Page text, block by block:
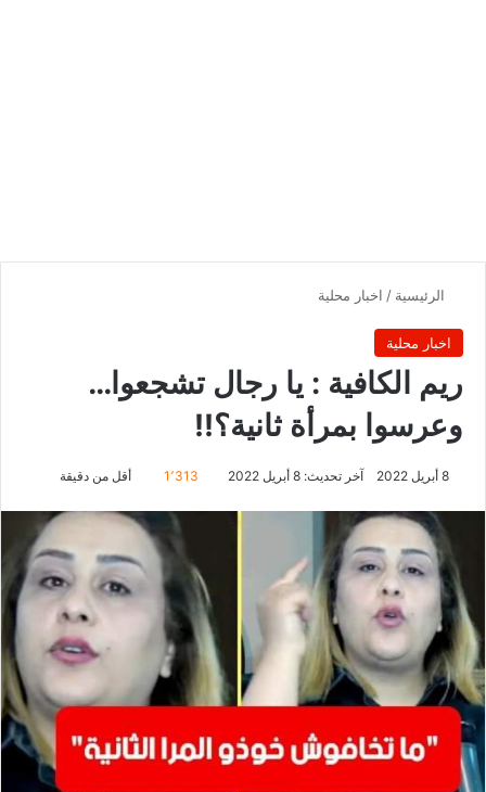
الرئيسية / اخبار محلية
اخبار محلية
ريم الكافية : يا رجال تشجعوا…
وعرسوا بمرأة ثانية؟!!
8 أبريل 2022 آخر تحديث: 8 أبريل 2022 1٬313 أقل من دقيقة